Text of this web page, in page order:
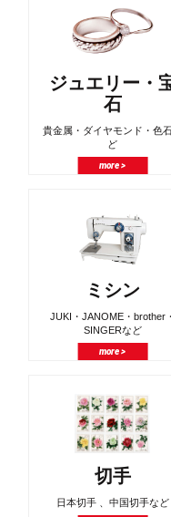
ジュエリー・
石
貴金属・ダイヤモンド・色
ど
more >
ミシン
JUKI・JANOME・brother・
SINGERなど
more >
切手
日本切手 、中国切手など